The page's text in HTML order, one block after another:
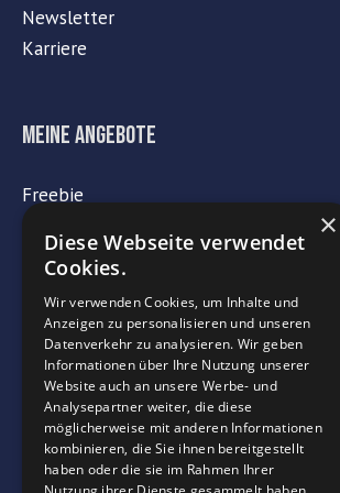
Newsletter
Karriere
Meine Angebote
Freebie
Meine Onlinekurse
Flipchartservice
Rechtliches
Impressum
Datenschutz
AGB
×
Diese Webseite verwendet
Cookies.
Wir verwenden Cookies, um Inhalte und
Anzeigen zu personalisieren und unseren
Datenverkehr zu analysieren. Wir geben
Informationen über Ihre Nutzung unserer
Website auch an unsere Werbe- und
Analysepartner weiter, die diese
möglicherweise mit anderen Informationen
kombinieren, die Sie ihnen bereitgestellt
haben oder die sie im Rahmen Ihrer